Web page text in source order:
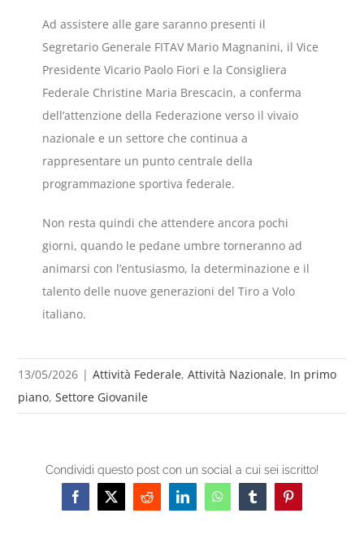
Ad assistere alle gare saranno presenti il
Segretario Generale FITAV Mario Magnanini, il Vice
Presidente Vicario Paolo Fiori e la Consigliera
Federale Christine Maria Brescacin, a conferma
dell’attenzione della Federazione verso il vivaio
nazionale e un settore che continua a
rappresentare un punto centrale della
programmazione sportiva federale.
Non resta quindi che attendere ancora pochi
giorni, quando le pedane umbre torneranno ad
animarsi con l’entusiasmo, la determinazione e il
talento delle nuove generazioni del Tiro a Volo
italiano.
13/05/2026 | Attività Federale,Attività Nazionale, In primo
piano,Settore Giovanile
Condividi questo post con un social a cui sei iscritto!
Facebook
X RedditLinkedInWhatsAppTumblrPinterest